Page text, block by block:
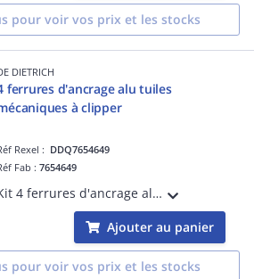
pour voir vos prix et les stocks
DIETRICH
ferrures d'ancrage alu tuiles
à clipper
Rexel : DDQ7654649
Fab :7654649
Kit 4 ferrures d'ancrage alu tuiles mécaniques à clipper
Ajouter au panier
pour voir vos prix et les stocks